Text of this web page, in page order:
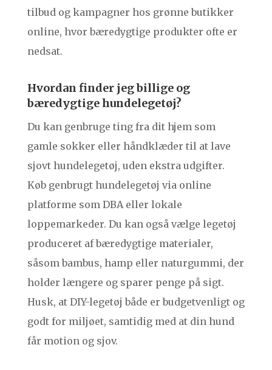
tilbud og kampagner hos grønne butikker
online, hvor bæredygtige produkter ofte er
nedsat.
Hvordan finder jeg billige og
bæredygtige hundelegetøj?
Du kan genbruge ting fra dit hjem som
gamle sokker eller håndklæder til at lave
sjovt hundelegetøj, uden ekstra udgifter.
Køb genbrugt hundelegetøj via online
platforme som DBA eller lokale
loppemarkeder. Du kan også vælge legetøj
produceret af bæredygtige materialer,
såsom bambus, hamp eller naturgummi, der
holder længere og sparer penge på sigt.
Husk, at DIY-legetøj både er budgetvenligt og
godt for miljøet, samtidig med at din hund
får motion og sjov.